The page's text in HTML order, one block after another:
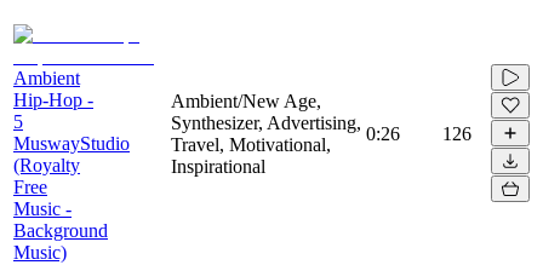
Ambient
Hip-Hop -
5
MuswayStudio
(Royalty
Free
Music -
Background
Music)
Ambient/New Age,
Synthesizer, Advertising,
Travel, Motivational,
Inspirational
0:26 126